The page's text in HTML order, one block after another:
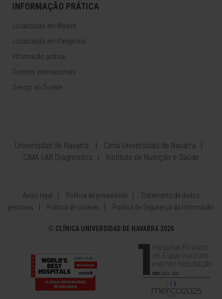
INFORMAÇÃO PRÁTICA
Localização em Madrid
Localização em Pamplona
Informação prática
Doentes Internacionais
Serviço ao Doente
Universidad de Navarra
Cima Universidad de Navarra
CIMA LAB Diagnostics
Instituto de Nutrição e Saúde
Aviso legal Política de privacidade
Tratamento de dados
pessoais
Política de cookies Política de Segurança da Informação
© CLÍNICA UNIVERSIDAD DE NAVARRA 2026